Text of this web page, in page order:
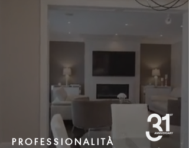
P R O F E S S I O N A L I T À